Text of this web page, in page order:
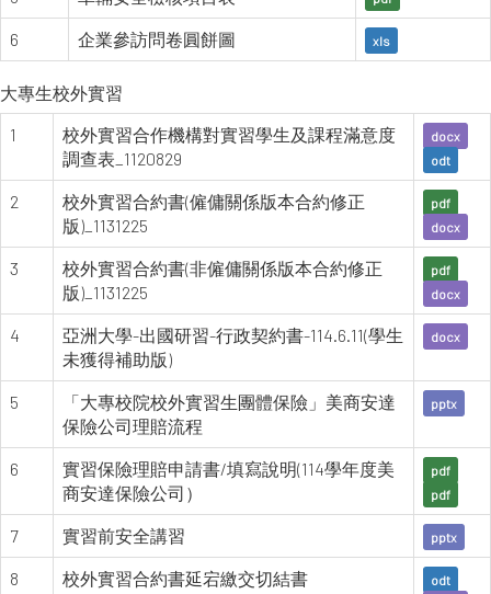
6 企業參訪問卷圓餅圖 xls
大專生校外實習
1
校外實習合作機構對實習學生及課程滿意度
調查表_1120829
docx
odt
2
校外實習合約書(僱傭關係版本合約修正
版)_1131225
pdf
docx
3
校外實習合約書(非僱傭關係版本合約修正
版)_1131225
pdf
docx
4
亞洲大學-出國研習-行政契約書-114.6.11(學生
未獲得補助版)
docx
5
「大專校院校外實習生團體保險」美商安達
保險公司理賠流程
pptx
6
實習保險理賠申請書/填寫說明(114學年度美
商安達保險公司）
pdf
pdf
7 實習前安全講習 pptx
8 校外實習合約書延宕繳交切結書
odt